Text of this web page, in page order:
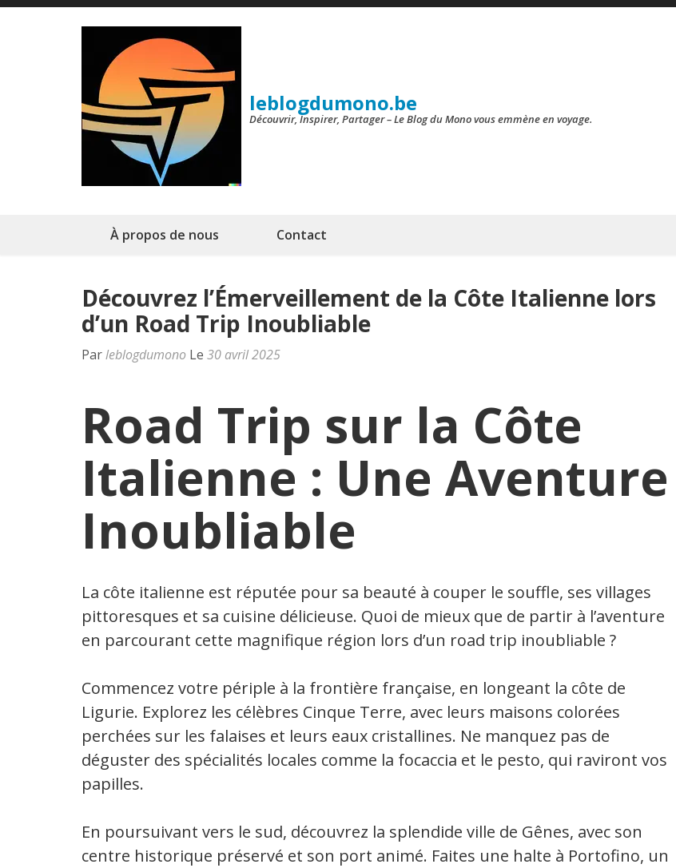
Aller
leblogdumono.be
Découvrir, Inspirer, Partager – Le Blog du Mono vous emmène en voyage.
À propos de nous Contact
Découvrez l’Émerveillement de la Côte Italienne lors
d’un Road Trip Inoubliable
Parleblogdumono Le 30 avril 2025
Road Trip sur la Côte
Italienne : Une Aventure
Inoubliable
La côte italienne est réputée pour sa beauté à couper le souffle, ses villages
pittoresques et sa cuisine délicieuse. Quoi de mieux que de partir à l’aventure
en parcourant cette magnifique région lors d’un road trip inoubliable ?
Commencez votre périple à la frontière française, en longeant la côte de
Ligurie. Explorez les célèbres Cinque Terre, avec leurs maisons colorées
perchées sur les falaises et leurs eaux cristallines. Ne manquez pas de
déguster des spécialités locales comme la focaccia et le pesto, qui raviront vos
papilles.
En poursuivant vers le sud, découvrez la splendide ville de Gênes, avec son
centre historique préservé et son port animé. Faites une halte à Portofino, un